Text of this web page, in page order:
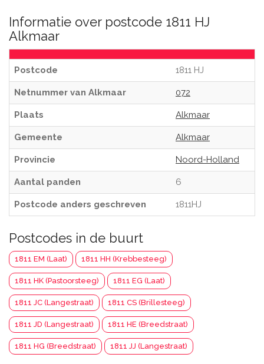
Informatie over postcode 1811 HJ
Alkmaar
Postcode 1811 HJ
Netnummer van Alkmaar 072
Plaats Alkmaar
Gemeente Alkmaar
Provincie Noord-Holland
Aantal panden 6
Postcode anders geschreven 1811HJ
Postcodes in de buurt
1811 EM (Laat) 1811 HH (Krebbesteeg)
1811 HK (Pastoorsteeg) 1811 EG (Laat)
1811 JC (Langestraat) 1811 CS (Brillesteeg)
1811 JD (Langestraat) 1811 HE (Breedstraat)
1811 HG (Breedstraat) 1811 JJ (Langestraat)